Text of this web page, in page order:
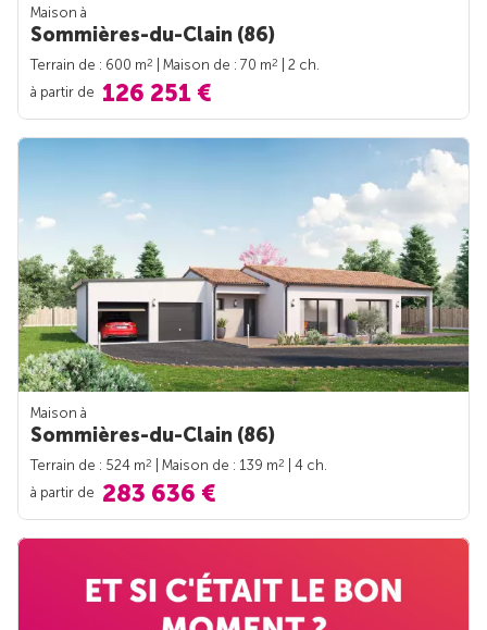
Maison à
Sommières-du-Clain (86)
Terrain de : 600 m2 | Maison de : 70 m2
| 2 ch.
à partir de 126 251 €
Maison à
Sommières-du-Clain (86)
Terrain de : 524 m2 | Maison de : 139 m2
| 4 ch.
à partir de 283 636 €